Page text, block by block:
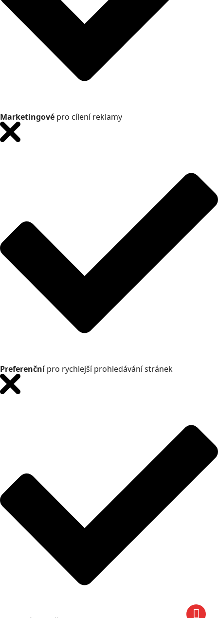
Marketingové pro cílení reklamy
Preferenčnípro rychlejší prohledávání stránek